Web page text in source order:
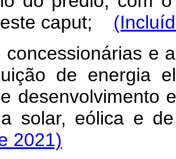
caput;
e
de energia
desenvolvimento
solar, eólica e
2021)